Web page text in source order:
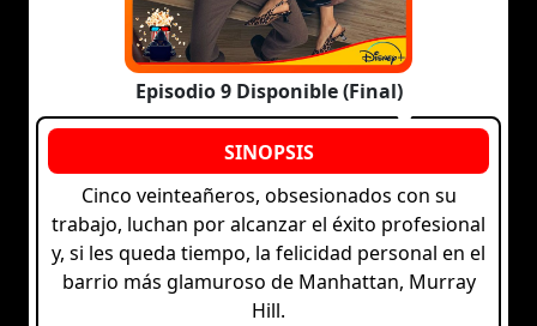
Episodio 9 Disponible (Final)
Cinco veinteañeros, obsesionados con su
trabajo, luchan por alcanzar el éxito profesional
y, si les queda tiempo, la felicidad personal en el
barrio más glamuroso de Manhattan, Murray
Hill.